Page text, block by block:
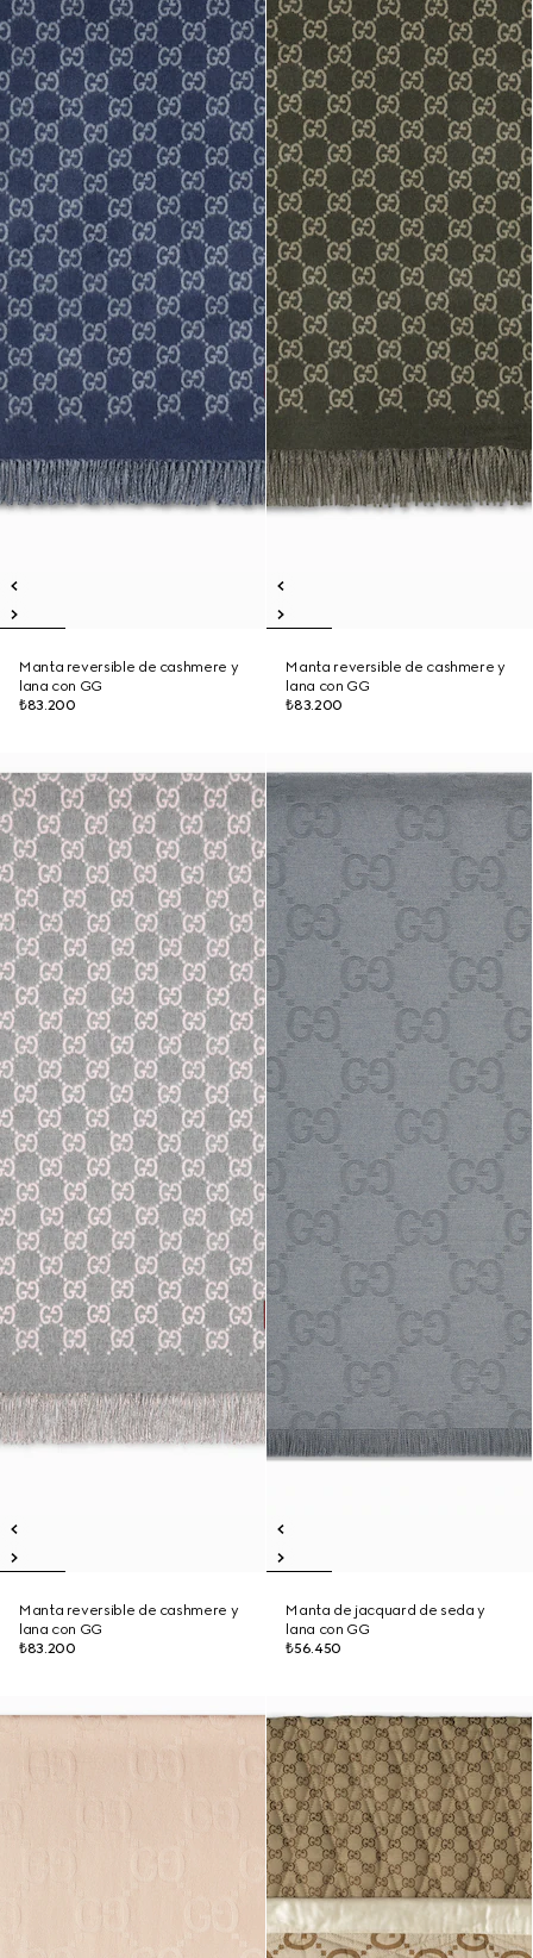
Manta reversible de cashmere y
lana con GG
₺83.200
Manta reversible de cashmere y
lana con GG
₺83.200
Manta reversible de cashmere y
lana con GG
₺83.200
Manta de jacquard de seda y
lana con GG
₺56.450